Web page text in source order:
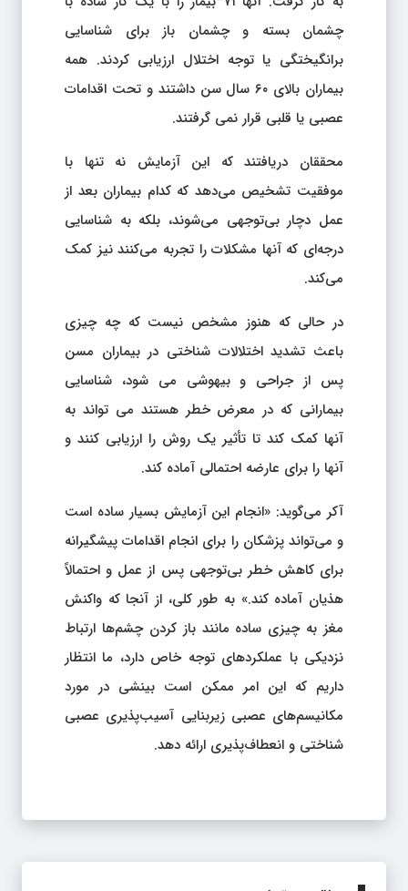
چشمان بسته و چشمان باز برای شناسایی
برانگیختگی یا توجه اختلال ارزیابی کردند. همه
بیماران بالای ۶۰ سال سن داشتند و تحت اقدامات
عصبی یا قلبی قرار نمی گرفتند.
محققان دریافتند که این آزمایش نه تنها با
موفقیت تشخیص می‌دهد که کدام بیماران بعد از
عمل دچار بی‌توجهی می‌شوند، بلکه به شناسایی
درجه‌ای که آنها مشکلات را تجربه می‌کنند نیز کمک
می‌کند.
در حالی که هنوز مشخص نیست که چه چیزی
باعث تشدید اختلالات شناختی در بیماران مسن
پس از جراحی و بیهوشی می شود، شناسایی
بیمارانی که در معرض خطر هستند می تواند به
آنها کمک کند تا تأثیر یک روش را ارزیابی کنند و
آنها را برای عارضه احتمالی آماده کند.
آکر می‌گوید: «انجام این آزمایش بسیار ساده است
و می‌تواند پزشکان را برای انجام اقدامات پیشگیرانه
برای کاهش خطر بی‌توجهی پس از عمل و احتمالاً
هذیان آماده کند.» به طور کلی، از آنجا که واکنش
مغز به چیزی ساده مانند باز کردن چشم‌ها ارتباط
نزدیکی با عملکردهای توجه خاص دارد، ما انتظار
داریم که این امر ممکن است بینشی در مورد
مکانیسم‌های عصبی زیربنایی آسیب‌پذیری عصبی
شناختی و انعطاف‌پذیری ارائه دهد.